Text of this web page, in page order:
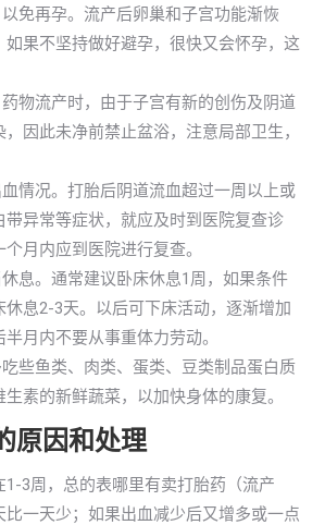
免再孕。流产后卵巢和子宫功能渐恢
如果不坚持做好避孕，很快又会怀孕，这
物流产时，由于子宫有新的创伤及阴道
因此未净前禁止盆浴，注意局部卫生，
情况。打胎后阴道流血超过一周以上或
带异常等症状，就应及时到医院复查诊
月内应到医院进行复查。
息。通常建议卧床休息1周，如果条件
休息2-3天。以后可下床活动，逐渐增加
月内不要从事重体力劳动。
些鱼类、肉类、蛋类、豆类制品蛋白质
素的新鲜蔬菜，以加快身体的康复。
原因和处理
1-3周，总的表哪里有卖打胎药（流产
比一天少；如果出血减少后又增多或一点